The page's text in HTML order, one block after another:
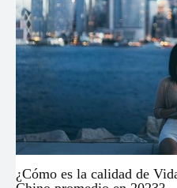
¿Cómo es la calidad de